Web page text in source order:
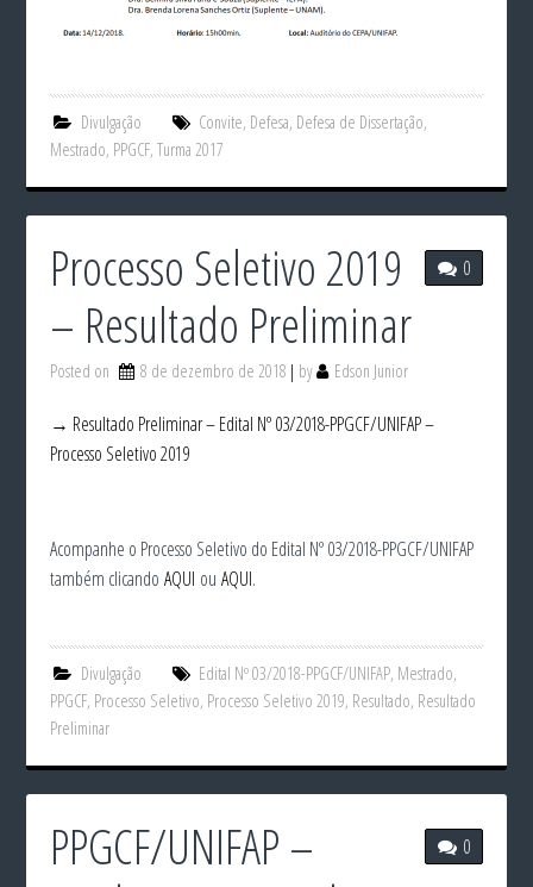
Divulgação Convite, Defesa, Defesa de Dissertação,
Mestrado, PPGCF,Turma 2017
0
Processo Seletivo 2019
– Resultado Preliminar
Posted on 8 de dezembro de 2018 by Edson Junior
→ Resultado Preliminar – Edital Nº 03/2018-PPGCF/UNIFAP –
Processo Seletivo 2019
Acompanhe o Processo Seletivo do Edital Nº 03/2018-PPGCF/UNIFAP
também clicandoAQUI ouAQUI.
Divulgação Edital Nº 03/2018-PPGCF/UNIFAP, Mestrado,
PPGCF, Processo Seletivo, Processo Seletivo 2019, Resultado, Resultado
Preliminar
0
PPGCF/UNIFAP –